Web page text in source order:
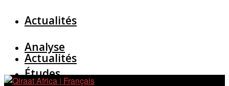
Actualités
Analyse
Études
Actualités